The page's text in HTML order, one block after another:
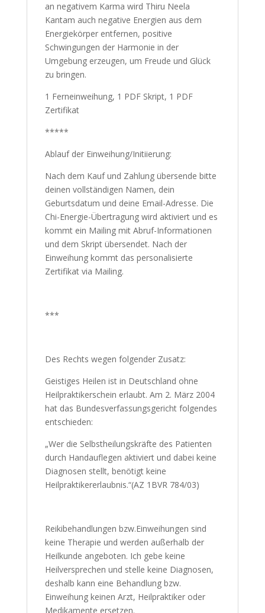
an negativem Karma wird Thiru Neela
Kantam auch negative Energien aus dem
Energiekörper entfernen, positive
Schwingungen der Harmonie in der
Umgebung erzeugen, um Freude und Glück
zu bringen.
1 Ferneinweihung, 1 PDF Skript, 1 PDF
Zertifikat
*****
Ablauf der Einweihung/Initiierung:
Nach dem Kauf und Zahlung übersende bitte
deinen vollständigen Namen, dein
Geburtsdatum und deine Email-Adresse. Die
Chi-Energie-Übertragung wird aktiviert und es
kommt ein Mailing mit Abruf-Informationen
und dem Skript übersendet. Nach der
Einweihung kommt das personalisierte
Zertifikat via Mailing.
***
Des Rechts wegen folgender Zusatz:
Geistiges Heilen ist in Deutschland ohne
Heilpraktikerschein erlaubt. Am 2. März 2004
hat das Bundesverfassungsgericht folgendes
entschieden:
„Wer die Selbstheilungskräfte des Patienten
durch Handauflegen aktiviert und dabei keine
Diagnosen stellt, benötigt keine
Heilpraktikererlaubnis.“(AZ 1BVR 784/03)
Reikibehandlungen bzw.Einweihungen sind
keine Therapie und werden außerhalb der
Heilkunde angeboten. Ich gebe keine
Heilversprechen und stelle keine Diagnosen,
deshalb kann eine Behandlung bzw.
Einweihung keinen Arzt, Heilpraktiker oder
Medikamente ersetzen.